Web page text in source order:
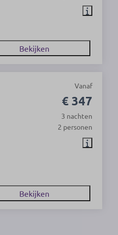
Bekijken
Vanaf
€ 347
3 nachten
2 personen
Bekijken